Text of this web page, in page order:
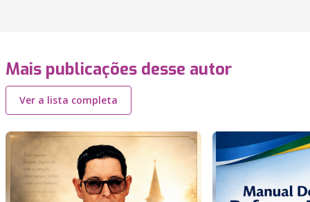
Mais publicações desse autor
Ver a lista completa